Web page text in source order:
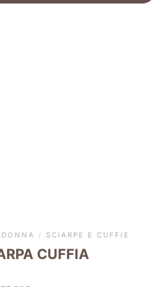
DONNA / SCIARPE E CUFFIE
CUFFIA